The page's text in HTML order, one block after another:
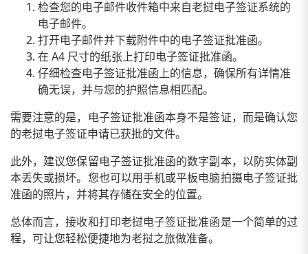
检查您的电子邮件收件箱中来自老挝电子签证系统的
电子邮件。
打开电子邮件并下载附件中的电子签证批准函。
在 A4 尺寸的纸张上打印电子签证批准函。
仔细检查电子签证批准函上的信息，确保所有详情准
确无误，并与您的护照信息相匹配。
需要注意的是，电子签证批准函本身不是签证，而是确认您
的老挝电子签证申请已获批的文件。
此外，建议您保留电子签证批准函的数字副本，以防实体副
本丢失或损坏。您也可以用手机或平板电脑拍摄电子签证批
准函的照片，并将其存储在安全的位置。
总体而言，接收和打印老挝电子签证批准函是一个简单的过
程，可让您轻松便捷地为老挝之旅做准备。